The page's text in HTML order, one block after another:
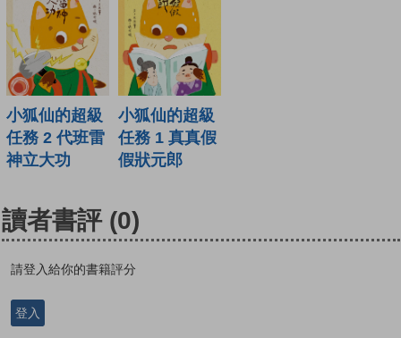
小狐仙的超級
任務 2 代班雷
神立大功
小狐仙的超級
任務 1 真真假
假狀元郎
讀者書評 (0)
請登入給你的書籍評分
登入